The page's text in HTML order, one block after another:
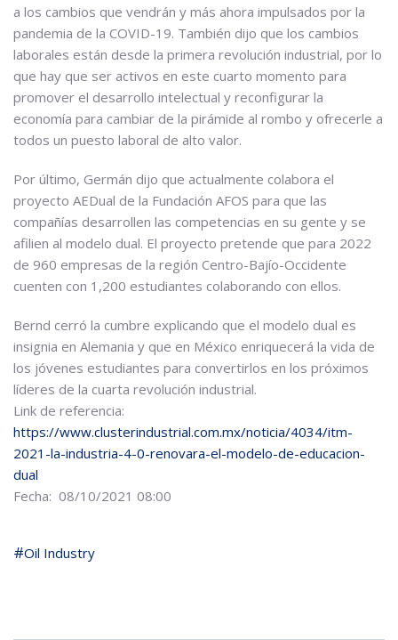
a los cambios que vendrán y más ahora impulsados por la
pandemia de la COVID-19. También dijo que los cambios
laborales están desde la primera revolución industrial, por lo
que hay que ser activos en este cuarto momento para
promover el desarrollo intelectual y reconfigurar la
economía para cambiar de la pirámide al rombo y ofrecerle a
todos un puesto laboral de alto valor.
Por último, Germán dijo que actualmente colabora el
proyecto AEDual de la Fundación AFOS para que las
compañías desarrollen las competencias en su gente y se
afilien al modelo dual. El proyecto pretende que para 2022
de 960 empresas de la región Centro-Bajío-Occidente
cuenten con 1,200 estudiantes colaborando con ellos.
Bernd cerró la cumbre explicando que el modelo dual es
insignia en Alemania y que en México enriquecerá la vida de
los jóvenes estudiantes para convertirlos en los próximos
líderes de la cuarta revolución industrial.
Link de referencia:
https://www.clusterindustrial.com.mx/noticia/4034/itm-
2021-la-industria-4-0-renovara-el-modelo-de-educacion-
dual
Fecha: 08/10/2021 08:00
Oil Industry